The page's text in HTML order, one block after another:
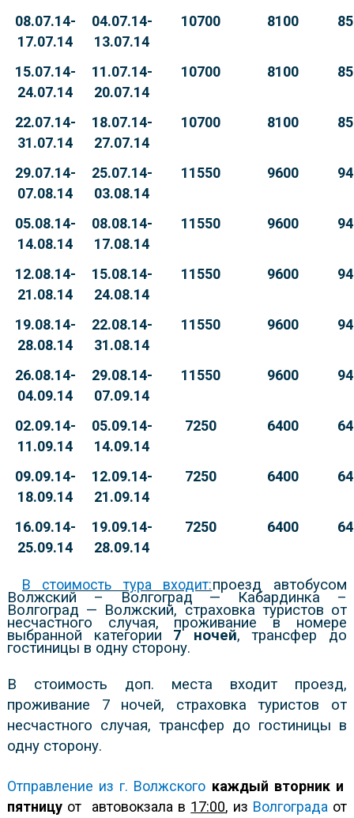
08.07.14-
17.07.14
04.07.14-
13.07.14
10700 8100
15.07.14-
24.07.14
11.07.14-
20.07.14
10700 8100
22.07.14-
31.07.14
18.07.14-
27.07.14
10700 8100
29.07.14-
07.08.14
25.07.14-
03.08.14
11550 9600
05.08.14-
14.08.14
08.08.14-
17.08.14
11550 9600
12.08.14-
21.08.14
15.08.14-
24.08.14
11550 9600
19.08.14-
28.08.14
22.08.14-
31.08.14
11550 9600
26.08.14-
04.09.14
29.08.14-
07.09.14
11550 9600
02.09.14-
11.09.14
05.09.14-
14.09.14
7250 6400
09.09.14-
18.09.14
12.09.14-
21.09.14
7250 6400
16.09.14-
25.09.14
19.09.14-
28.09.14
7250 6400
В стоимость тура входит:проезд автобусом
Волжский – Волгоград — Кабардинка –
Волгоград — Волжский, страховка туристов от
несчастного случая, проживание в номере
выбранной категории 7 ночей, трансфер до
гостиницы в одну сторону.
В стоимость доп. места входит проезд,
проживание 7 ночей, страховка туристов от
несчастного случая, трансфер до гостиницы в
одну сторону.
Отправление из г. Волжского каждый вторник и
пятницуот автовокзала в 17:00, из Волгограда от